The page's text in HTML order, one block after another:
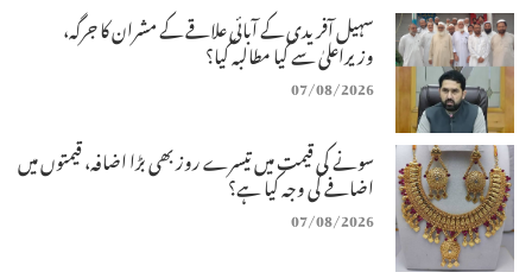
سہیل آفریدی کے آبائی علاقے کے مشران کا جرگہ،
وزیراعلیٰ سے کیا مطالبہ کیا؟
07/08/2026
سونے کی قیمت میں تیسرے روز بھی بڑا اضافہ، قیمتوں میں
اضافے کی وجہ کیا ہے؟
07/08/2026